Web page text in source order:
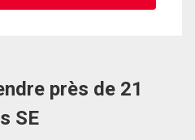
près de 21
SE